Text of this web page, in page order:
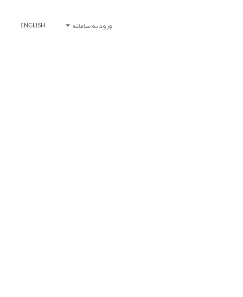
ورود به سامانه ENGLISH